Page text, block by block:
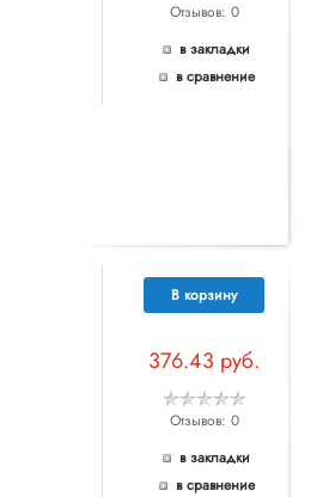
Отзывов: 0
в закладки
в сравнение
В корзину
376.43 руб.
Отзывов: 0
в закладки
в сравнение